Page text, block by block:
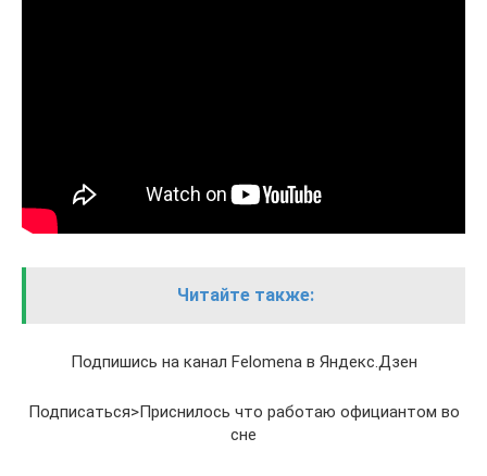
Читайте также:
Подпишись на канал Felomena в Яндекс.Дзен
Подписаться>Приснилось что работаю официантом во
сне